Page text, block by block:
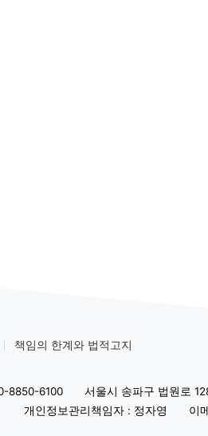
책임의 한계와 법적고지
8850-6100 서울시 송파구 법원로
개인정보관리책임자 : 정자영
이